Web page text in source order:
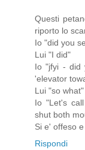
Questi
riporto lo
Io "did you
Lui "I did"
Io "jfyi - did
'elevator
Lui "so what"
Io "Let's
shut both
Si e' offeso
Rispondi